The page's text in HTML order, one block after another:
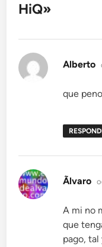
HiQ»
Alberto
que
Ãlvaro
A mi no
que
pago, tal